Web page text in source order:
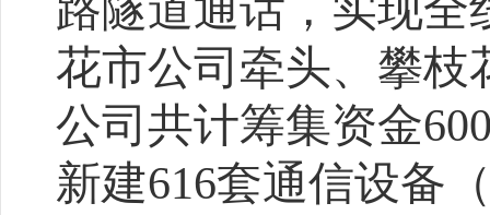
花市公司牵头、攀枝
公司共计筹集资金
新建616套通信设备